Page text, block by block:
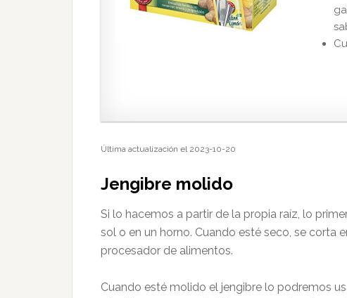
Última actualización el 2023-10-20
Jengibre molido
Si lo hacemos a partir de la propia raíz, lo
sol o en un horno. Cuando esté seco, se corta
procesador de alimentos.
Cuando esté molido el jengibre lo podremos